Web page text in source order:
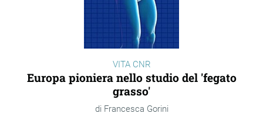
VITA CNR
Europa pioniera nello studio del 'fegato
grasso'
Francesca Gorini